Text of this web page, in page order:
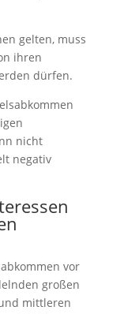
gelten, muss
ihren
dürfen.
nicht
negativ
vor
großen
mittleren